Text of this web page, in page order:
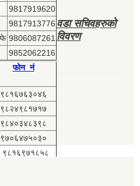
9817919620
9817913776
9806087261
9852062216
वडा सचिवहरुको
विवरण
फोन नं
९८१६७६३०४६
९८२४९८१७१७
९८४०३४८३९८
९७०६४७५०३०